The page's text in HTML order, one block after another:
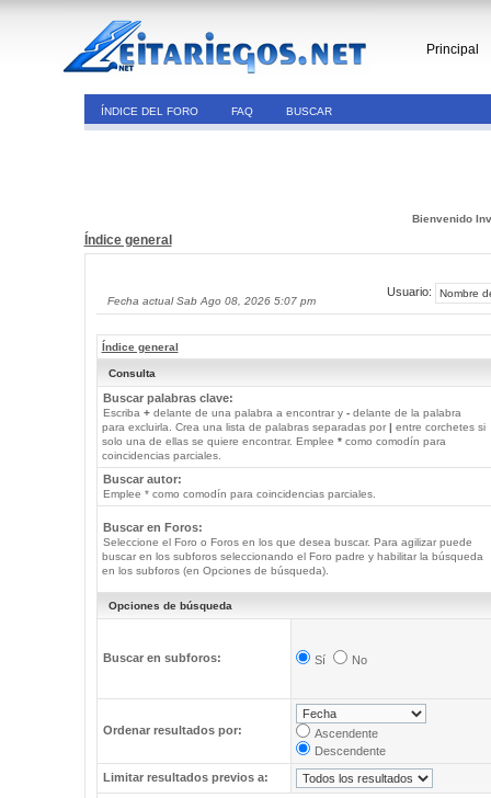
Principal
ÍNDICE DEL FORO FAQ BUSCAR
Bienvenido
Índice general
Fecha actual Sab Ago 08, 2026 5:07 pm
Usuario:
Índice general
Consulta
Buscar palabras clave:
Escriba +delante de una palabra a encontrar y -delante de la palabra
para excluirla. Crea una lista de palabras separadas por | entre corchetes si
solo una de ellas se quiere encontrar. Emplee *como comodín para
coincidencias parciales.
Buscar autor:
Emplee * como comodín para coincidencias parciales.
Buscar en Foros:
Seleccione el Foro o Foros en los que desea buscar. Para agilizar puede
buscar en los subforos seleccionando el Foro padre y habilitar la búsqueda
en los subforos (en Opciones de búsqueda).
Opciones de búsqueda
Buscar en subforos: Sí No
Ordenar resultados por:
Ascendente
Descendente
Limitar resultados previos a: